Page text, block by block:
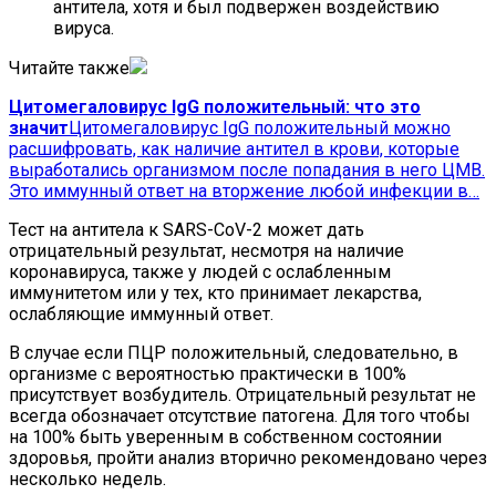
антитела, хотя и был подвержен воздействию
вируса.
Читайте также
Цитомегаловирус IgG положительный: что это
значитЦитомегаловирус IgG положительный можно
расшифровать, как наличие антител в крови, которые
выработались организмом после попадания в него ЦМВ.
Это иммунный ответ на вторжение любой инфекции в…
Тест на антитела к SARS-CoV-2 может дать
отрицательный результат, несмотря на наличие
коронавируса, также у людей с ослабленным
иммунитетом или у тех, кто принимает лекарства,
ослабляющие иммунный ответ.
В случае если ПЦР положительный, следовательно, в
организме с вероятностью практически в 100%
присутствует возбудитель. Отрицательный результат не
всегда обозначает отсутствие патогена. Для того чтобы
на 100% быть уверенным в собственном состоянии
здоровья, пройти анализ вторично рекомендовано через
несколько недель.